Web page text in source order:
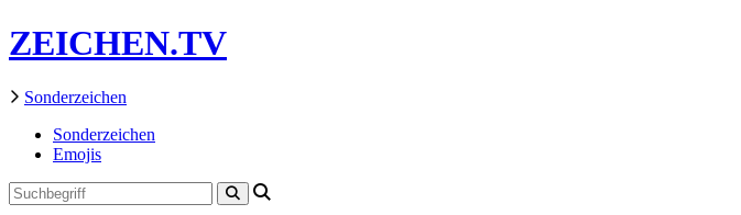
ZEICHEN.TV
Sonderzeichen
Sonderzeichen
Emojis